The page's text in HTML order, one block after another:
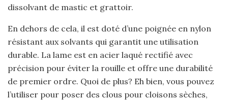
dissolvant de mastic et grattoir.
En dehors de cela, il est doté d’une poignée en nylon
résistant aux solvants qui garantit une utilisation
durable. La lame est en acier laqué rectifié avec
précision pour éviter la rouille et offre une durabilité
de premier ordre. Quoi de plus? Eh bien, vous pouvez
l’utiliser pour poser des clous pour cloisons sèches,